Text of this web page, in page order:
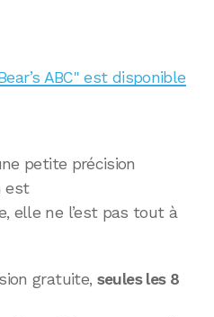
ABC" est disponible
petite précision
est
elle ne l’est pas tout à
gratuite, seules les 8